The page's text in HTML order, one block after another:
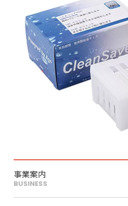
事業案内
BUSINESS